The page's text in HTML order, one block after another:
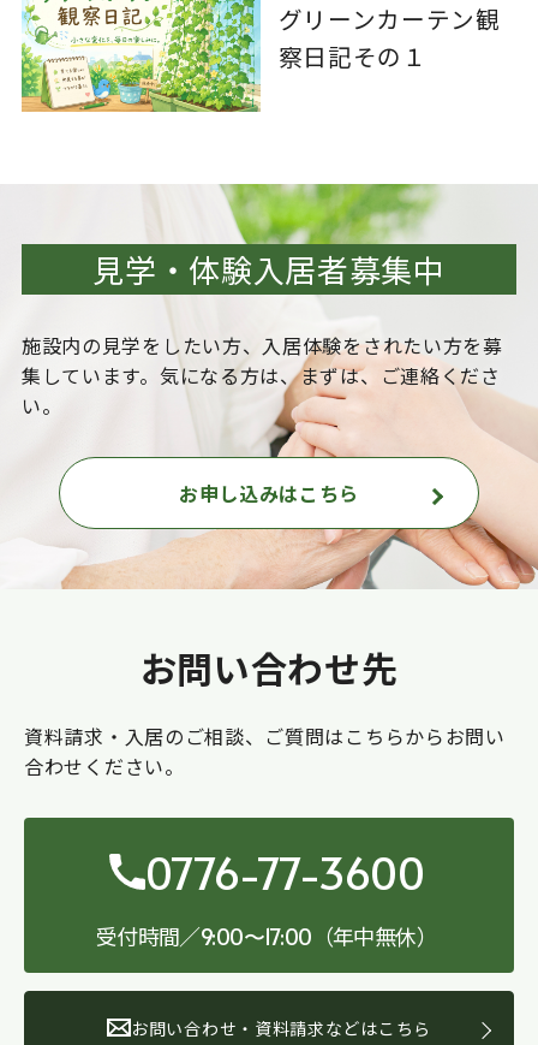
グリーンカーテン観
察日記その１
見学・体験入居者募集中
施設内の見学をしたい方、入居体験をされたい方を募
集しています。気になる方は、まずは、ご連絡くださ
い。
お申し込みはこちら
お問い合わせ先
資料請求・入居のご相談、ご質問はこちらからお問い
合わせください。
0776-77-3600
受付時間／9:00〜17:00 （年中無休）
お問い合わせ・資料請求などはこちら